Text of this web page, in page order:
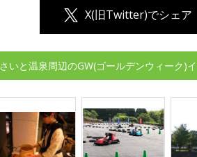
X(旧Twitter)でシェア
さいと温泉周辺のGW(ゴールデンウィーク)